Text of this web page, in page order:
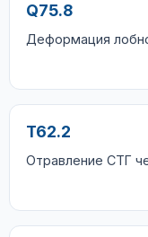
Q75.8
Деформация
T62.2
Отравление СТГ